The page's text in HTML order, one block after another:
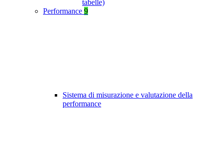
tabelle)
Performance 9
Sistema di misurazione e valutazione della
performance